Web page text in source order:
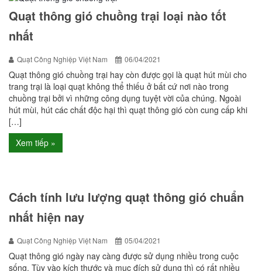
Quạt thông gió chuồng trại loại nào tốt
nhất
Quạt Công Nghiệp Việt Nam 06/04/2021
Quạt thông gió chuồng trại hay còn được gọi là quạt hút mùi cho
trang trại là loại quạt không thể thiếu ở bất cứ nơi nào trong
chuồng trại bởi vì những công dụng tuyệt vời của chúng. Ngoài
hút mùi, hút các chất độc hại thì quạt thông gió còn cung cấp khi
[…]
Xem tiếp »
Cách tính lưu lượng quạt thông gió chuẩn
nhất hiện nay
Quạt Công Nghiệp Việt Nam 05/04/2021
Quạt thông gió ngày nay càng được sử dụng nhiều trong cuộc
sống. Tùy vào kích thước và mục đích sử dụng thì có rất nhiều